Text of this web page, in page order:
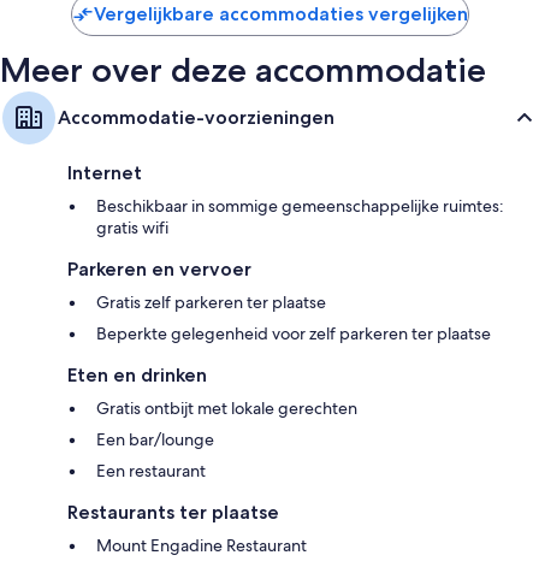
Vergelijkbare accommodaties vergelijken
Meer over deze accommodatie
Accommodatie-voorzieningen
Internet
Beschikbaar in sommige gemeenschappelijke ruimtes:
gratis wifi
Parkeren en vervoer
Gratis zelf parkeren ter plaatse
Beperkte gelegenheid voor zelf parkeren ter plaatse
Eten en drinken
Gratis ontbijt met lokale gerechten
Een bar/lounge
Een restaurant
Restaurants ter plaatse
Mount Engadine Restaurant